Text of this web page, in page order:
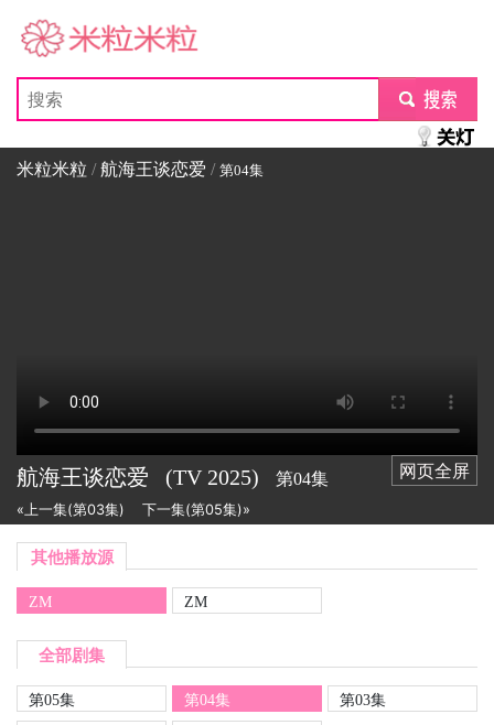
米粒米粒
submit
米粒米粒 /航海王谈恋爱 / 第04集
网页全屏
航海王谈恋爱 (TV 2025) 第04集
«上一集(第03集) 下一集(第05集)»
其他播放源
ZM ZM
全部剧集
第05集 第04集
第03集